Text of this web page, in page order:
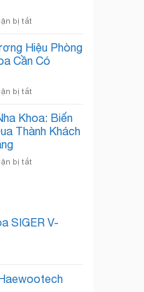
Nụ
Chuẩn
Mực
Khoa
Smile
bị tắtở
Marketing
Nha
Khoa:
Quyết
Dưỡng”
Lead
Thành
Hàng
Hiệu Phòng
Cần Có
bị tắtở
Dựng
Thương
Hiệu
Khám
Những
Khoa: Biến
Thành Khách
bị tắtở
Khách
Hàng
SIGER V-